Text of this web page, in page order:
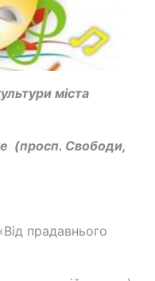
міста
(просп. Свободи,
прадавнього